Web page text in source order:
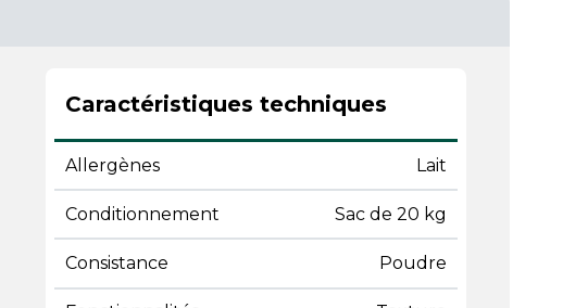
Caractéristiques techniques
Allergènes Lait
Conditionnement Sac de 20 kg
Consistance Poudre